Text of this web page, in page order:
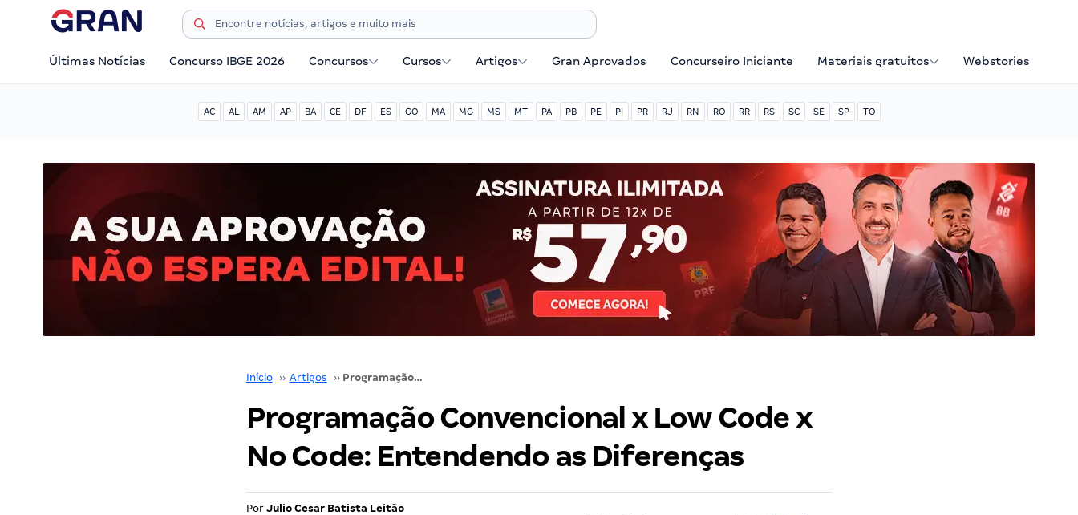
Últimas Notícias Concurso IBGE 2026 Concursos Cursos Artigos Gran Aprovados Concurseiro Iniciante Materiais gratuitos Webstories
AC AL AM AP BA CE DF ES GO MA MG MS MT PA PB PE PI PR RJ RN RO RR RS SC SE SP TO
Início ›› Artigos ›› Programação Convencional x Low Code x No Code: Entendendo as Diferenças
Programação Convencional x Low Code x
No Code: Entendendo as Diferenças
Por Julio Cesar Batista Leitão